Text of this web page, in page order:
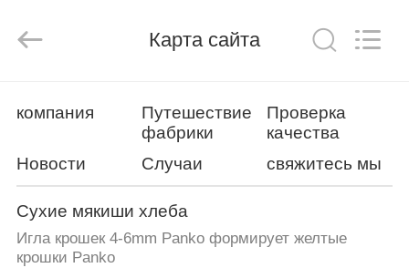
ПРОДУКТЫ
О
НАС
TRADING
CO.,LTD..
Карта сайта
компания
Путешествие
фабрики
Проверка
качества
Новости
Случаи свяжитесь мы
Сухие мякиши хлеба
Игла крошек 4-6mm Panko формирует желтые
крошки Panko